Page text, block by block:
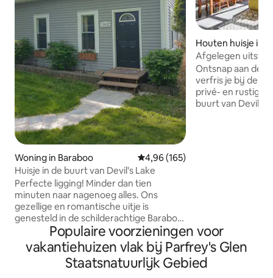
Woning in Baraboo Gemiddelde beoordeling van
4,96 (165)
Huisje in de buurt van Devil's Lake
Perfecte ligging! Minder dan tien
minuten naar nagenoeg alles. Ons
gezellige en romantische uitje is
genesteld in de schilderachtige Baraboo
Bluffs, op slechts enkele minuten van
Devil 's Lake, Devil' s Head Resort,
Historic Downtown Baraboo,
wijnmakerijen, distilleerderijen en
Houten huisje in
Afgelegen
bubbelbad in de
Ontsnap aan de
verfris je bij de
privé- en rustige
buurt van Devil's
dagtochten om
Populaire voorzieningen voor
vakantiehuizen vlak bij Parfrey's Glen
Staatsnatuurlijk Gebied